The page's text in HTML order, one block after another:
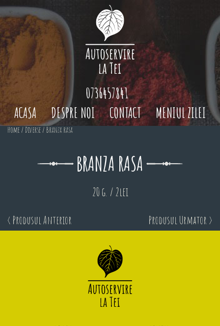
ACASA DESPRE NOI CONTACT MENIUL ZILEI
0736457841
Home / Diverse / Branza rasa
BRANZA RASA
20 g. / 2lei
< Produsul Anterior Produsul Urmator >